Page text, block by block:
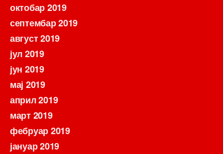
октобар 2019
септембар 2019
август 2019
јул 2019
јун 2019
мај 2019
април 2019
март 2019
фебруар 2019
јануар 2019